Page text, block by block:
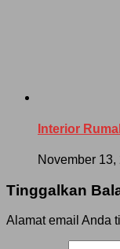
Interior
November 13,
Tinggalkan
Alamat email Anda